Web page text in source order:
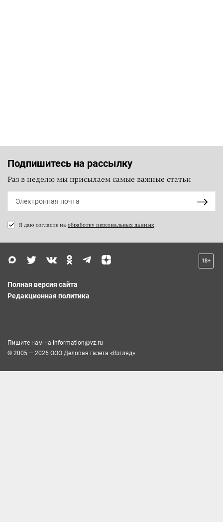
Подпишитесь на рассылку
Раз в неделю мы присылаем самые важные статьи
Я даю согласие на обработку персональных данных
18+
Полная версия сайта
Редакционная политика
Пишите нам на information@vz.ru
© 2005 — 2026 ООО Деловая газета «Взгляд»